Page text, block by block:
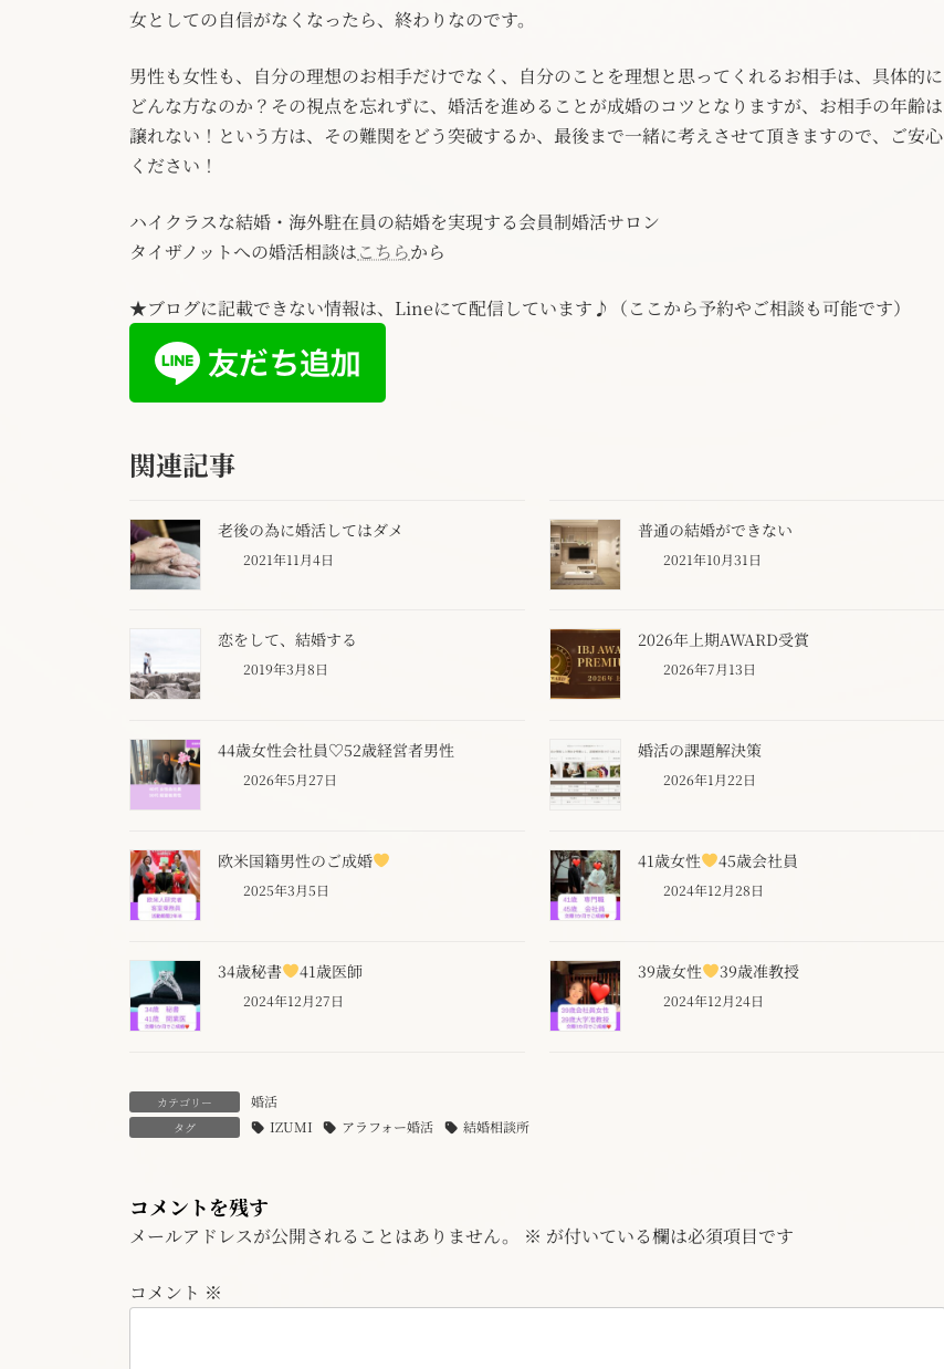
女としての自信がなくなったら、終わりなのです。
男性も女性も、自分の理想のお相手だけでなく、自分のことを理想と思ってくれるお相手は、具体的に
どんな方なのか？その視点を忘れずに、婚活を進めることが成婚のコツとなりますが、お相手の年齢は
譲れない！という方は、その難関をどう突破するか、最後まで一緒に考えさせて頂きますので、ご安心
ください！
ハイクラスな結婚・海外駐在員の結婚を実現する会員制婚活サロン
タイザノットへの婚活相談はこちらから
★ブログに記載できない情報は、Lineにて配信しています♪（ここから予約やご相談も可能です）
関連記事
老後の為に婚活してはダメ
2021年11月4日
普通の結婚ができない
2021年10月31日
恋をして、結婚する
2019年3月8日
2026年上期AWARD受賞
2026年7月13日
44歳女性会社員♡52歳経営者男性
2026年5月27日
婚活の課題解決策
2026年1月22日
欧米国籍男性のご成婚
2025年3月5日
41歳女性 45歳会社員
2024年12月28日
34歳秘書 41歳医師
2024年12月27日
39歳女性 39歳准教授
2024年12月24日
カテゴリー 婚活
タグ IZUMI アラフォー婚活 結婚相談所
コメントを残す
メールアドレスが公開されることはありません。 ※ が付いている欄は必須項目です
コメント ※